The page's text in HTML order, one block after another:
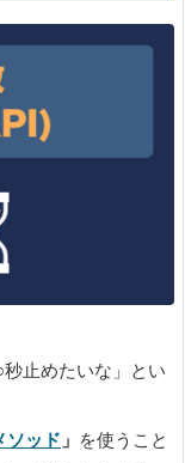
止めたいな」とい
ソッド 」 を使うこと